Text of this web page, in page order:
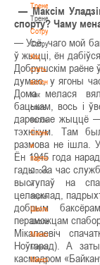
Тренерам
Тренерам
Сотрудничество
Сотрудничество
Как
стать
волонтером
Как
стать
волонтером
Спонсоры
и
партнеры
Спонсоры
и
партнеры
Школы
Школы
Минск
Минск
Минская
— Максім
спорту? Чаму
— Усё, чаго мой
ў жыцці, ён
Добрушскім раёне
думаю, у ягоны
Дома мелася
бацькам, вось і
дарослае жыццё —
тэхнікум. Там
размова не ішла.
Ён 1945 года
гады. За час
выступаў на
целасклад,
добрым
пераможцам
Мікалаевіч
Ноўгарад). А
касмадром